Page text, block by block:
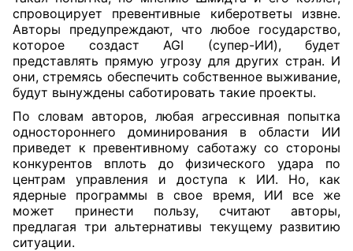
спровоцирует превентивные киберответы извне.
Авторы предупреждают, что любое государство,
которое создаст AGI (супер-ИИ), будет
представлять прямую угрозу для других стран. И
они, стремясь обеспечить собственное выживание,
будут вынуждены саботировать такие проекты.
По словам авторов, любая агрессивная попытка
одностороннего доминирования в области ИИ
приведет к превентивному саботажу со стороны
конкурентов вплоть до физического удара по
центрам управления и доступа к ИИ. Но, как
ядерные программы в свое время, ИИ все же
может принести пользу, считают авторы,
предлагая три альтернативы текущему развитию
ситуации.